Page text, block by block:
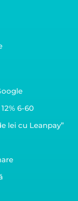
6-60
lei cu Leanpay”